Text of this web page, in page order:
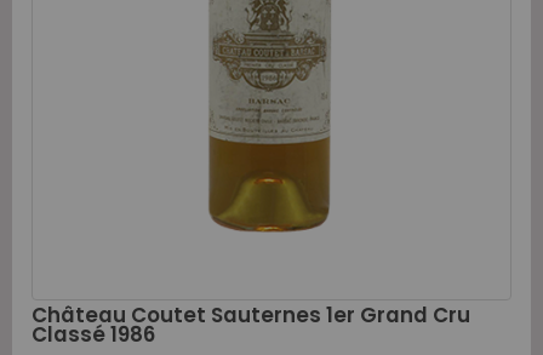
Château Coutet Sauternes 1er Grand Cru
Classé 1986